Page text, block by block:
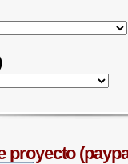
proyecto